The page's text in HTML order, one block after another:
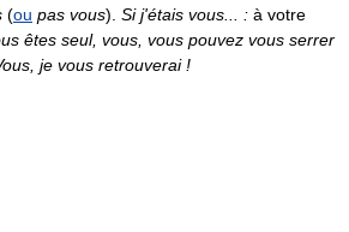
(ou pas vous). Si j'étais vous... : à votre
êtes seul, vous, vous pouvez vous serrer
je vous retrouverai !